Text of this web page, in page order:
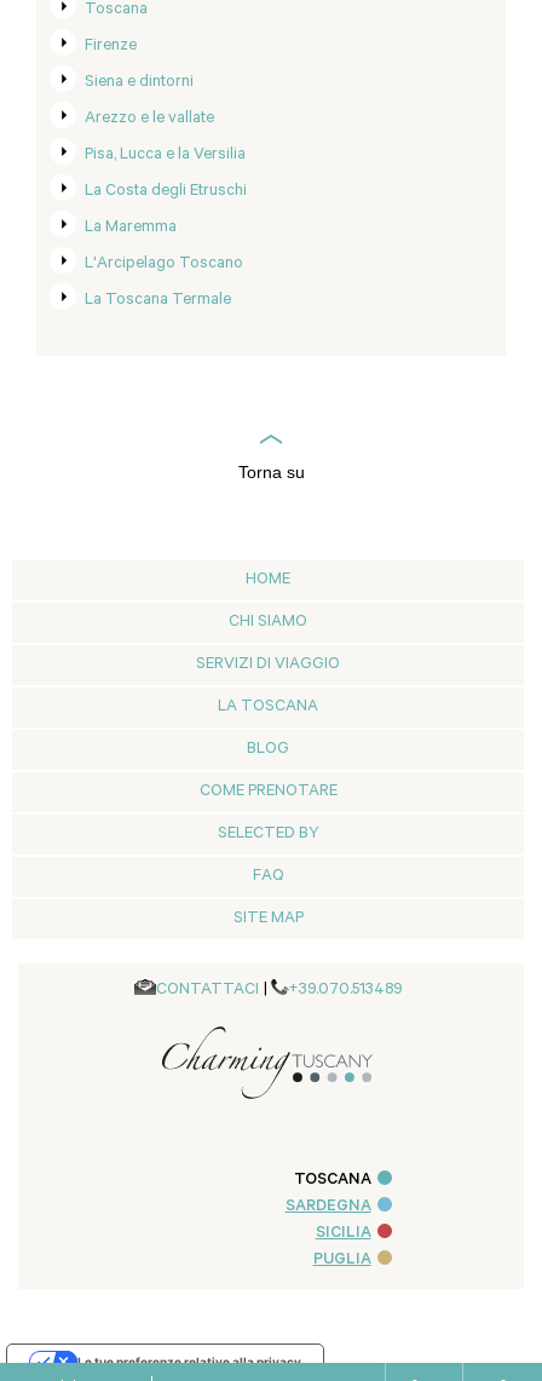
Toscana
Firenze
Siena e dintorni
Arezzo e le vallate
Pisa, Lucca e la Versilia
La Costa degli Etruschi
La Maremma
L'Arcipelago Toscano
La Toscana Termale
Torna su
HOME
CHI SIAMO
SERVIZI DI VIAGGIO
LA TOSCANA
BLOG
COME PRENOTARE
SELECTED BY
FAQ
SITE MAP
CONTATTACI +39.070.513489
TOSCANA
SARDEGNA
SICILIA
PUGLIA
Le tue preferenze relative alla privacy